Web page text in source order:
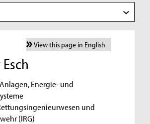
View this page in English
Energie- und
und
(IRG)